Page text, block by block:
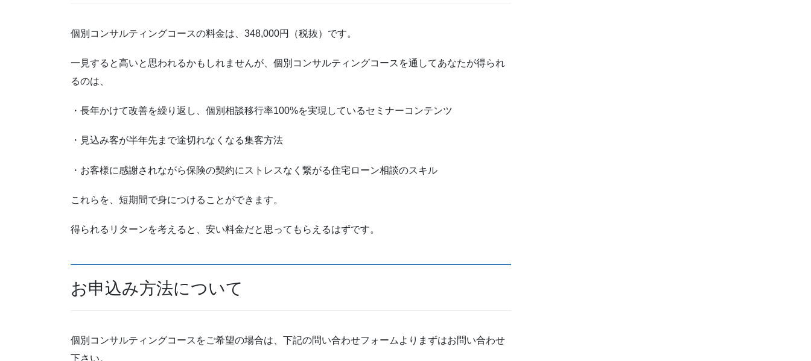
個別コンサルティングコースの料金は、348,000円（税抜）です。
一見すると高いと思われるかもしれませんが、個別コンサルティングコースを通してあなたが得られ
るのは、
・長年かけて改善を繰り返し、個別相談移行率100%を実現しているセミナーコンテンツ
・見込み客が半年先まで途切れなくなる集客方法
・お客様に感謝されながら保険の契約にストレスなく繋がる住宅ローン相談のスキル
これらを、短期間で身につけることができます。
得られるリターンを考えると、安い料金だと思ってもらえるはずです。
お申込み方法について
個別コンサルティングコースをご希望の場合は、下記の問い合わせフォームよりまずはお問い合わせ
下さい。